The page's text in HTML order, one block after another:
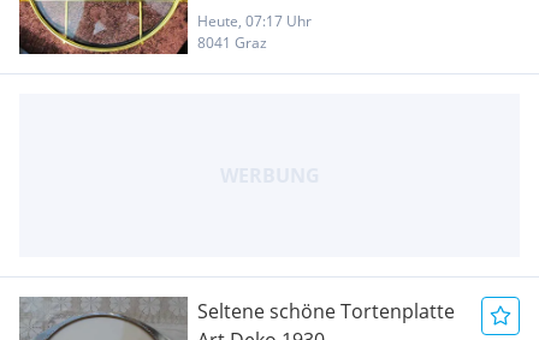
Jahren
Heute, 07:17 Uhr
8041 Graz
Seltene schöne Tortenplatte